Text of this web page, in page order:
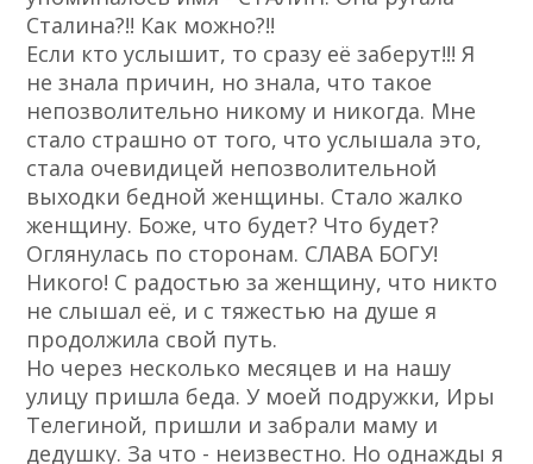
Сталина?!! Как можно?!!
Если кто услышит, то сразу её заберут!!! Я
не знала причин, но знала, что такое
непозволительно никому и никогда. Мне
стало страшно от того, что услышала это,
стала очевидицей непозволительной
выходки бедной женщины. Стало жалко
женщину. Боже, что будет? Что будет?
Оглянулась по сторонам. СЛАВА БОГУ!
Никого! С радостью за женщину, что никто
не слышал её, и с тяжестью на душе я
продолжила свой путь.
Но через несколько месяцев и на нашу
улицу пришла беда. У моей подружки, Иры
Телегиной, пришли и забрали маму и
дедушку. За что - неизвестно. Но однажды я